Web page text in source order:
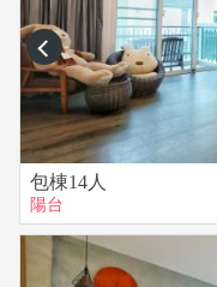
prev
包棟14人
陽台